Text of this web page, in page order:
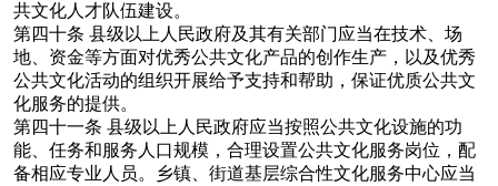
共文化人才队伍建设。
第四十条 县级以上人民政府及其有关部门应当在技术、场
地、资金等方面对优秀公共文化产品的创作生产，以及优秀
公共文化活动的组织开展给予支持和帮助，保证优质公共文
化服务的提供。
第四十一条 县级以上人民政府应当按照公共文化设施的功
能、任务和服务人口规模，合理设置公共文化服务岗位，配
备相应专业人员。乡镇、街道基层综合性文化服务中心应当